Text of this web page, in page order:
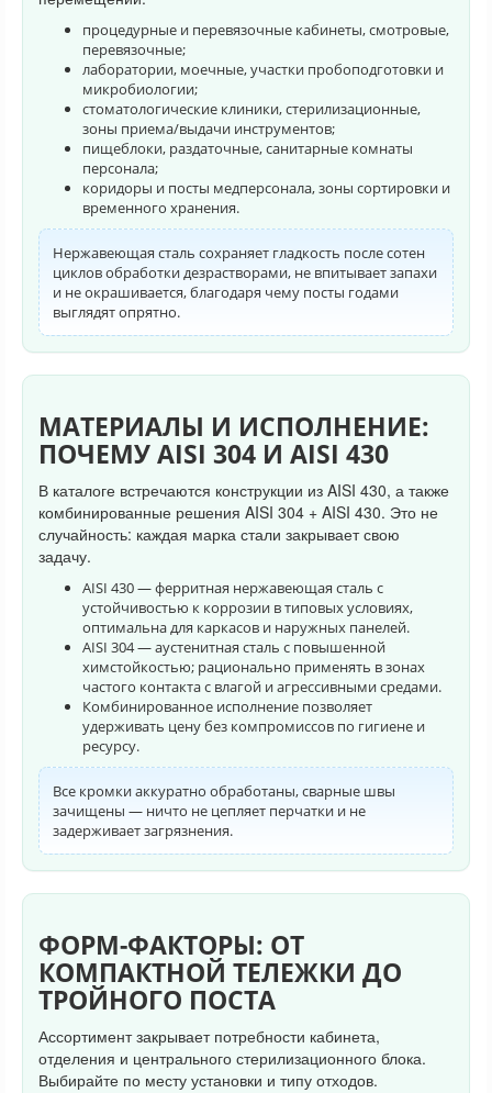
процедурные и перевязочные кабинеты, смотровые,
перевязочные;
лаборатории, моечные, участки пробоподготовки и
микробиологии;
стоматологические клиники, стерилизационные,
зоны приема/выдачи инструментов;
пищеблоки, раздаточные, санитарные комнаты
персонала;
коридоры и посты медперсонала, зоны сортировки и
временного хранения.
Нержавеющая сталь сохраняет гладкость после сотен
циклов обработки дезрастворами, не впитывает запахи
и не окрашивается, благодаря чему посты годами
выглядят опрятно.
МАТЕРИАЛЫ И ИСПОЛНЕНИЕ:
ПОЧЕМУ AISI 304 И AISI 430
В каталоге встречаются конструкции из AISI 430, а также
комбинированные решения AISI 304 + AISI 430. Это не
случайность: каждая марка стали закрывает свою
задачу.
AISI 430 — ферритная нержавеющая сталь с
устойчивостью к коррозии в типовых условиях,
оптимальна для каркасов и наружных панелей.
AISI 304 — аустенитная сталь с повышенной
химстойкостью; рационально применять в зонах
частого контакта с влагой и агрессивными средами.
Комбинированное исполнение позволяет
удерживать цену без компромиссов по гигиене и
ресурсу.
Все кромки аккуратно обработаны, сварные швы
зачищены — ничто не цепляет перчатки и не
задерживает загрязнения.
ФОРМ-ФАКТОРЫ: ОТ
КОМПАКТНОЙ ТЕЛЕЖКИ ДО
ТРОЙНОГО ПОСТА
Ассортимент закрывает потребности кабинета,
отделения и центрального стерилизационного блока.
Выбирайте по месту установки и типу отходов.